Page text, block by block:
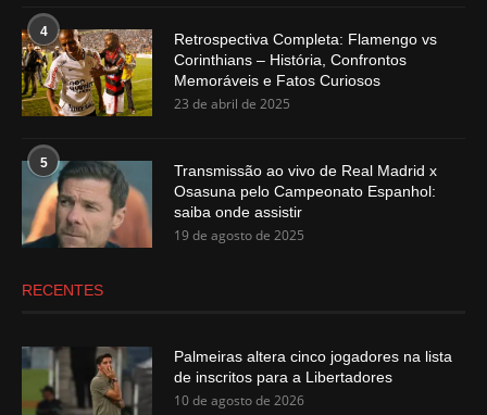
4
Retrospectiva Completa: Flamengo vs
Corinthians – História, Confrontos
Memoráveis e Fatos Curiosos
23 de abril de 2025
5
Transmissão ao vivo de Real Madrid x
Osasuna pelo Campeonato Espanhol:
saiba onde assistir
19 de agosto de 2025
RECENTES
Palmeiras altera cinco jogadores na lista
de inscritos para a Libertadores
10 de agosto de 2026